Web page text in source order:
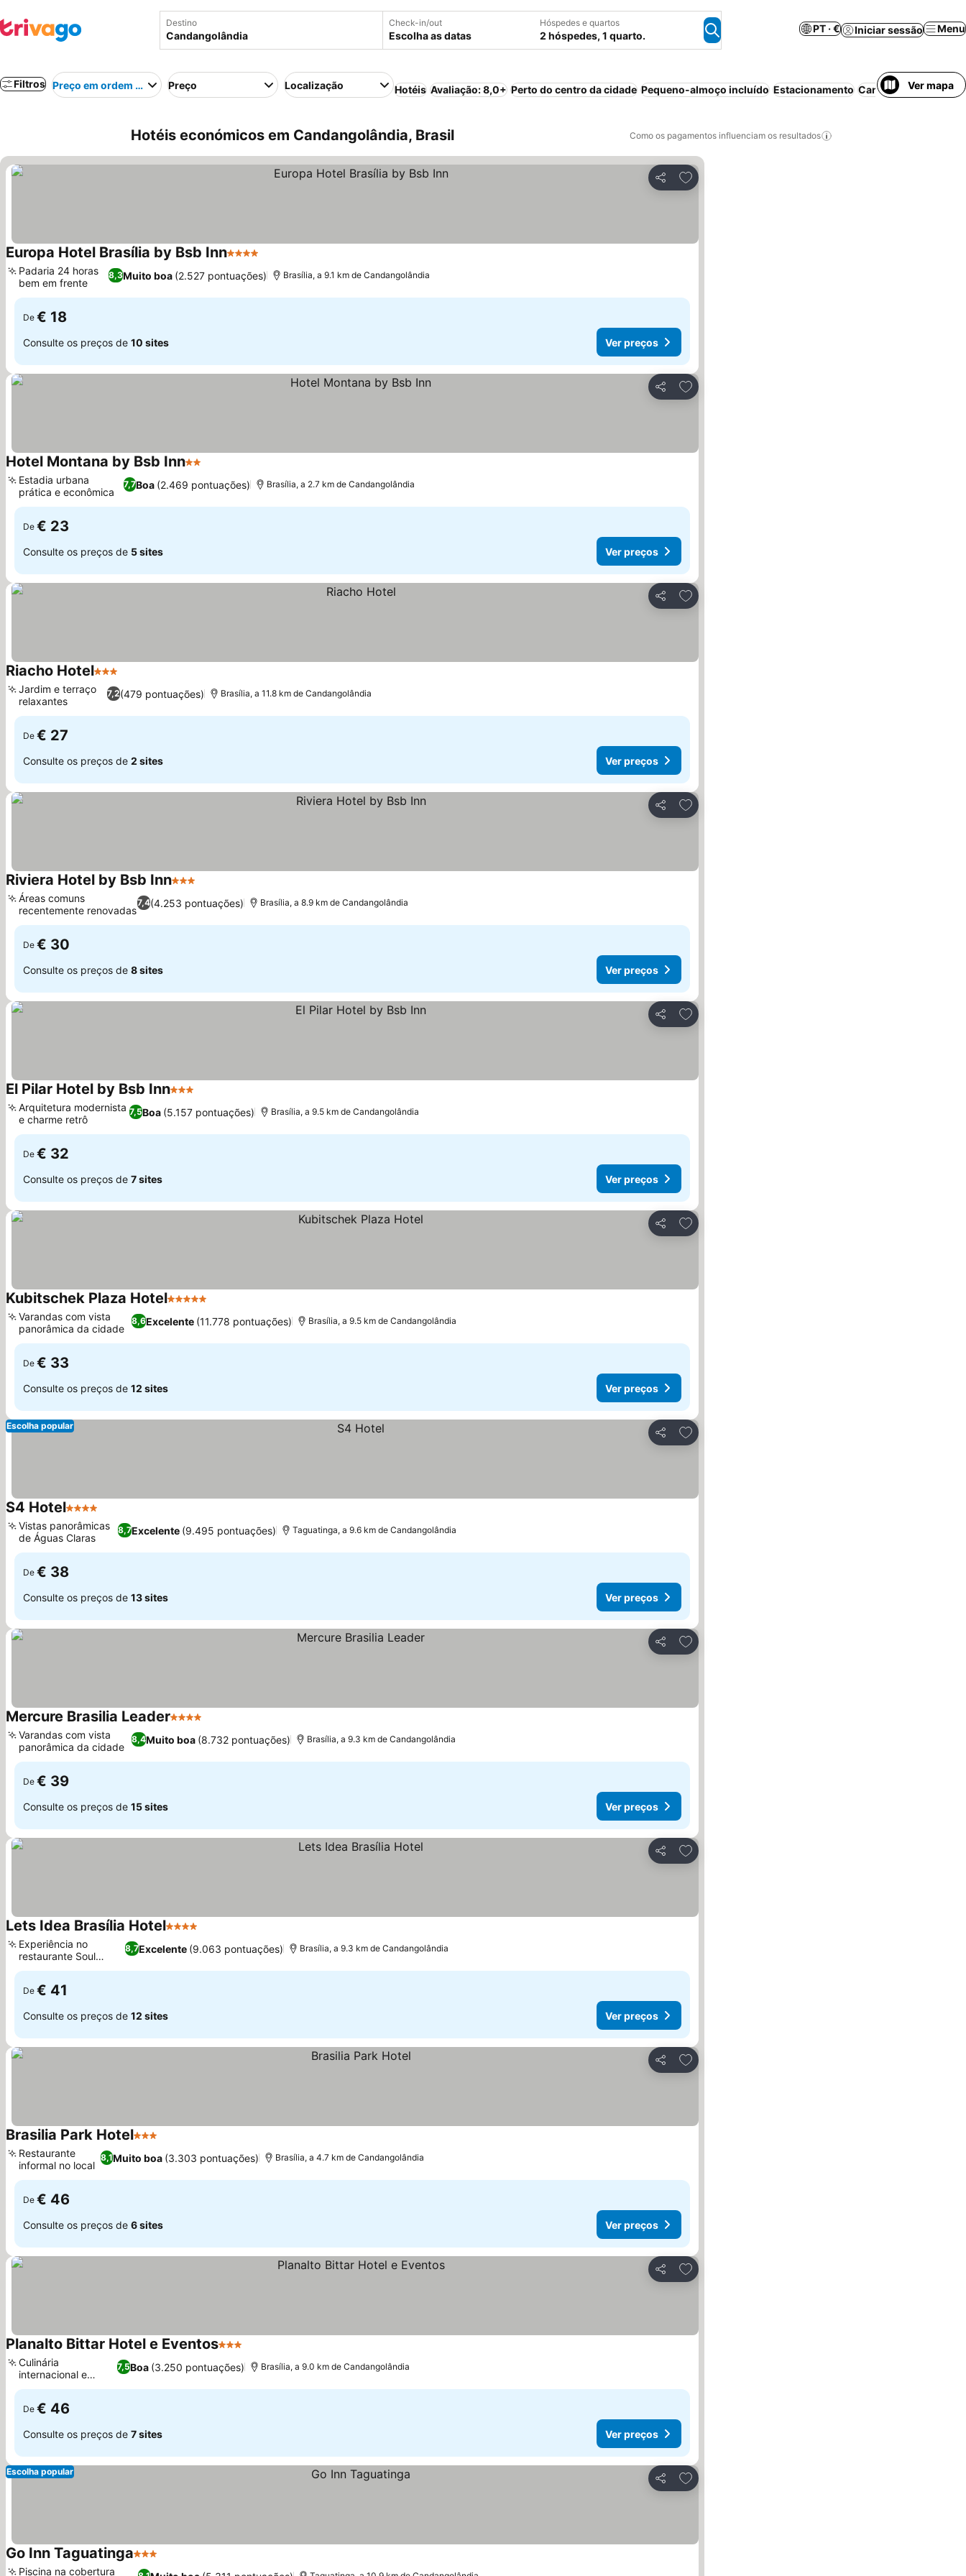
Destino Check-in/out
Escolha as datas
Hóspedes e quartos
2 hóspedes, 1 quarto.
PT · € Iniciar sessão Menu
Filtros Preço em ordem crescentePreço Localização Hotéis Avaliação: 8,0+ Perto do centro da cidade Pequeno-almoço incluído Estacionamento CancelamentoVer mapa
Hotéis económicos em Candangolândia, Brasil Como os pagamentos influenciam os resultados
Partilhar
Adicionar aos favoritos
Europa Hotel Brasília by Bsb Inn4 Estrelas
8,3Muito boa (2.527 pontuações)
Padaria 24 horas
bem em frente
Brasília, a 9.1 km de Candangolândia
De € 18
Consulte os preços de 10 sites Ver preços
Partilhar
Adicionar aos favoritos
Hotel Montana by Bsb Inn2 Estrelas
7,7Boa (2.469 pontuações)
Estadia urbana
prática e econômica
Brasília, a 2.7 km de Candangolândia
De € 23
Consulte os preços de 5 sites Ver preços
Partilhar
Adicionar aos favoritos
Riacho Hotel3 Estrelas
7,2(479 pontuações)
Jardim e terraço
relaxantes
Brasília, a 11.8 km de Candangolândia
De € 27
Consulte os preços de 2 sites Ver preços
Partilhar
Adicionar aos favoritos
Riviera Hotel by Bsb Inn3 Estrelas
7,4(4.253 pontuações)
Áreas comuns
recentemente renovadas
Brasília, a 8.9 km de Candangolândia
De € 30
Consulte os preços de 8 sites Ver preços
Partilhar
Adicionar aos favoritos
El Pilar Hotel by Bsb Inn3 Estrelas
7,5Boa (5.157 pontuações)
Arquitetura modernista
e charme retrô
Brasília, a 9.5 km de Candangolândia
De € 32
Consulte os preços de 7 sites Ver preços
Partilhar
Adicionar aos favoritos
Kubitschek Plaza Hotel5 Estrelas
8,6Excelente (11.778 pontuações)
Varandas com vista
panorâmica da cidade
Brasília, a 9.5 km de Candangolândia
De € 33
Consulte os preços de 12 sites Ver preços
Partilhar
Adicionar aos favoritos
Escolha popular
S4 Hotel4 Estrelas
8,7Excelente (9.495 pontuações)
Vistas panorâmicas
de Águas Claras
Taguatinga, a 9.6 km de Candangolândia
De € 38
Consulte os preços de 13 sites Ver preços
Partilhar
Adicionar aos favoritos
Mercure Brasilia Leader4 Estrelas
8,4Muito boa (8.732 pontuações)
Varandas com vista
panorâmica da cidade
Brasília, a 9.3 km de Candangolândia
De € 39
Consulte os preços de 15 sites Ver preços
Partilhar
Adicionar aos favoritos
Lets Idea Brasília Hotel4 Estrelas
8,7Excelente (9.063 pontuações)
Experiência no
restaurante Soul
Garden
Brasília, a 9.3 km de Candangolândia
De € 41
Consulte os preços de 12 sites Ver preços
Partilhar
Adicionar aos favoritos
Brasilia Park Hotel3 Estrelas
8,1Muito boa (3.303 pontuações)
Restaurante
informal no local
Brasília, a 4.7 km de Candangolândia
De € 46
Consulte os preços de 6 sites Ver preços
Partilhar
Adicionar aos favoritos
Planalto Bittar Hotel e Eventos3 Estrelas
7,5Boa (3.250 pontuações)
Culinária
internacional e
brasileira
Brasília, a 9.0 km de Candangolândia
De € 46
Consulte os preços de 7 sites Ver preços
Partilhar
Adicionar aos favoritos
Escolha popular
Go Inn Taguatinga3 Estrelas
Piscina na cobertura